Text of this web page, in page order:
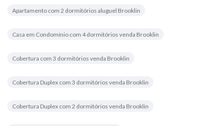
Apartamento com 2 dormitórios aluguel Brooklin
Casa em Condomínio com 4 dormitórios venda Brooklin
Cobertura com 3 dormitórios venda Brooklin
Cobertura Duplex com 3 dormitórios venda Brooklin
Cobertura Duplex com 2 dormitórios venda Brooklin